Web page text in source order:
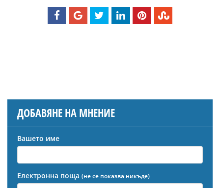
ДОБАВЯНЕ НА МНЕНИЕ
Вашето име
Електронна поща (не се показва никъде)